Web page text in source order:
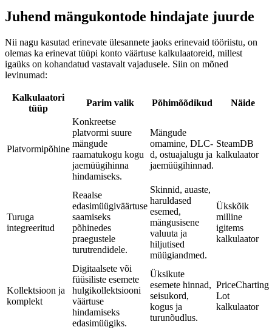
Juhend mängukontode hindajate juurde
Nii nagu kasutad erinevate ülesannete jaoks erinevaid tööriistu, on
olemas ka erinevat tüüpi konto väärtuse kalkulaatoreid, millest
igaüks on kohandatud vastavalt vajadusele. Siin on mõned
levinumad:
Kalkulaatori
tüüp
Parim valik Põhimõõdikud Näide
Platvormipõhine
Konkreetse
platvormi suure
mängude
raamatukogu kogu
jaemüügihinna
hindamiseks.
Mängude
omamine, DLC-
d, ostuajalugu ja
jaemüügihinnad.
SteamDB
kalkulaator
Turuga
integreeritud
Reaalse
edasimüügiväärtuse
saamiseks
põhinedes
praegustele
turutrendidele.
Skinnid, auaste,
haruldased
esemed,
mängusisene
valuuta ja
hiljutised
müügiandmed.
Ükskõik
milline
igitems
kalkulaator
Kollektsioon ja
komplekt
Digitaalsete või
füüsiliste esemete
hulgikollektsiooni
väärtuse
hindamiseks
edasimüügiks.
Üksikute
esemete hinnad,
seisukord,
kogus ja
turunõudlus.
PriceCharting
Lot
kalkulaator